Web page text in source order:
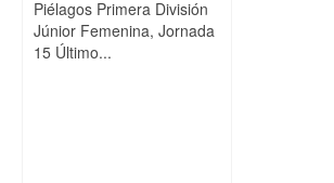
Piélagos Primera División
Júnior Femenina, Jornada
15 Último...